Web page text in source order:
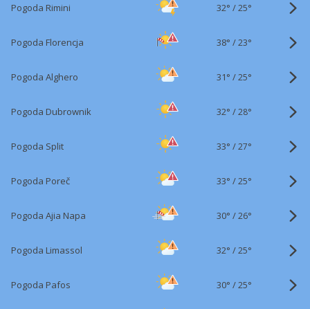
Pogoda Rimini 32° /25°
Pogoda Florencja 38° /23°
Pogoda Alghero 31° /25°
Pogoda Dubrownik 32° /28°
Pogoda Split 33° /27°
Pogoda Poreč 33° /25°
Pogoda Ajia Napa 30° /26°
Pogoda Limassol 32° /25°
Pogoda Pafos 30° /25°